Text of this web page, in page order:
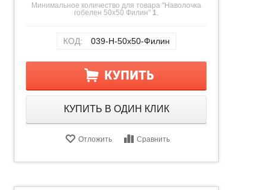
Минимальное количество для товара "Наволочка
гобелен 50х50 Филин" 1
КОД: 039-Н-50х50-Филин
КУПИТЬ
КУПИТЬ В ОДИН КЛИК
Отложить Сравнить